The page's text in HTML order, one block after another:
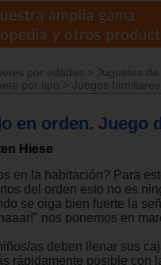
por edades > Juguetes
por tipo > Juegos
en orden. Juego
Hiese
en la habitación? Para
del orden esto no es
se oiga bien fuerte la
nos ponemos en
as deben llenar sus
rápidamente posible con